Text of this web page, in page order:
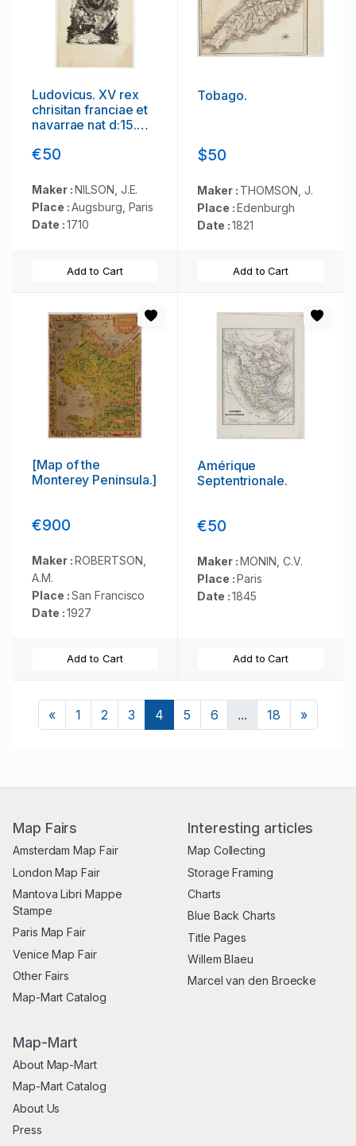
Ludovicus. XV rex
chrisitan franciae et
navarrae nat d:15.
€50
Maker :NILSON, J.E.
Place :Augsburg, Paris
Date :1710
Add to Cart
Tobago.
$50
Maker : THOMSON, J.
Place :Edenburgh
Date :1821
Add to Cart
[Map of the
Monterey Peninsula.]
€900
Maker :ROBERTSON,
A.M.
Place :San Francisco
Date :1927
Add to Cart
Amérique
Septentrionale.
€50
Maker :MONIN, C.V.
Place :Paris
Date :1845
Add to Cart
«Previous
1 2 3 4 5 6 ... 18 »Next
Map Fairs
Amsterdam Map Fair
London Map Fair
Mantova Libri Mappe
Stampe
Paris Map Fair
Venice Map Fair
Other Fairs
Map-Mart Catalog
Interesting articles
Map Collecting
Storage Framing
Charts
Blue Back Charts
Title Pages
Willem Blaeu
Marcel van den Broecke
Map-Mart
About Map-Mart
Map-Mart Catalog
About Us
Press